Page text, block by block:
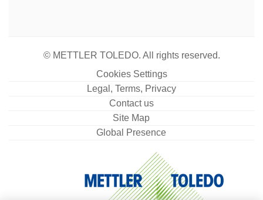
© METTLER TOLEDO. All rights reserved.
Cookies Settings
Legal, Terms, Privacy
Contact us
Site Map
Global Presence